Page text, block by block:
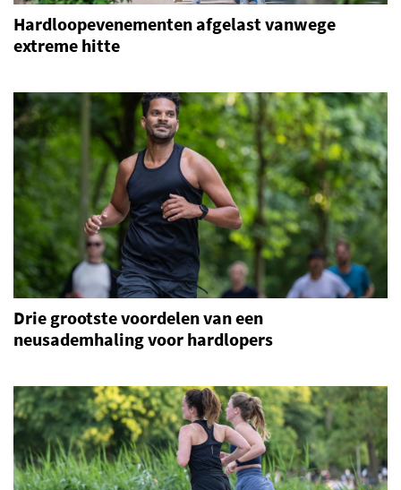
Hardloopevenementen afgelast vanwege
extreme hitte
Drie grootste voordelen van een
neusademhaling voor hardlopers